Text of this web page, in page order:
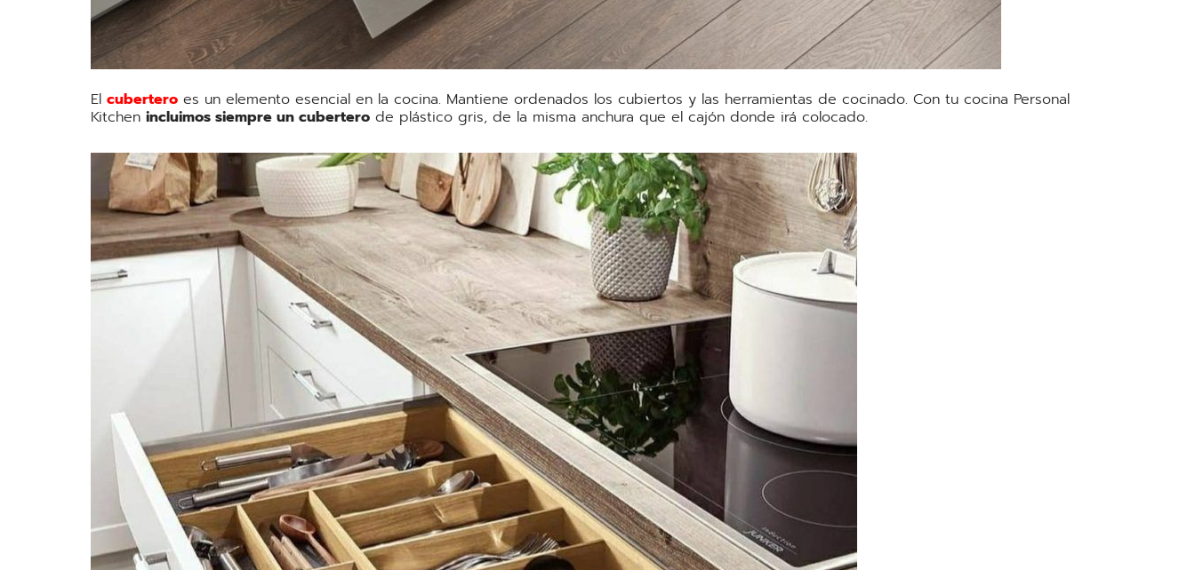
El cubertero es un elemento esencial en la cocina. Mantiene ordenados los cubiertos y las herramientas de cocinado. Con tu cocina Personal
Kitchen incluimos siempre un cubertero de plástico gris, de la misma anchura que el cajón donde irá colocado.